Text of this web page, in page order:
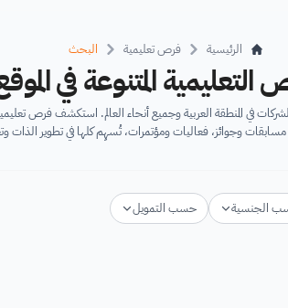
الرئيسية فرص تعليمية البحث
المتنوعة في
في المنطقة العربية وجميع أنحاء العالم. استكشف فرص
وجوائز، فعاليات ومؤتمرات، تُسهِم كلها في تطوير الذات
الجنسية حسب التمويل